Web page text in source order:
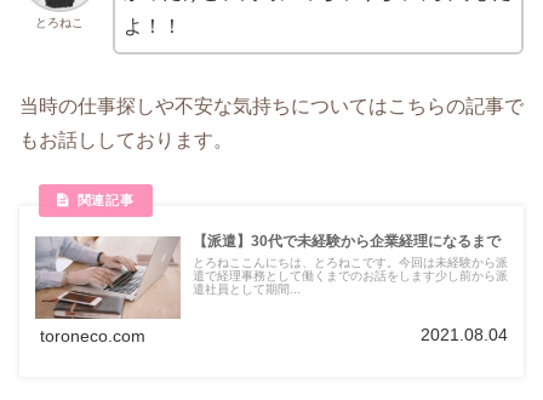
とろねこ
よ！！
当時の仕事探しや不安な気持ちについてはこちらの記事で
もお話ししております。
【派遣】30代で未経験から企業経理になるまで
とろねここんにちは、とろねこです。今回は未経験から派
遣で経理事務として働くまでのお話をします少し前から派
遣社員として期間...
toroneco.com 2021.08.04